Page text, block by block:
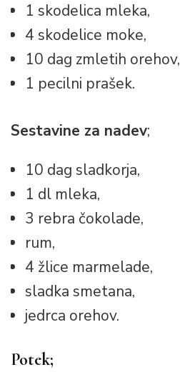
1 skodelica mleka,
4 skodelice moke,
10 dag zmletih orehov,
1 pecilni prašek.
Sestavine za nadev;
10 dag sladkorja,
1 dl mleka,
3 rebra čokolade,
rum,
4 žlice marmelade,
sladka smetana,
jedrca orehov.
Potek;